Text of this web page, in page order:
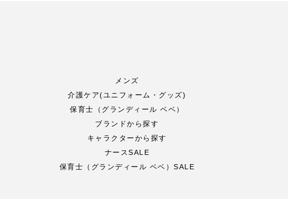
メンズ
介護ケア(ユニフォーム・グッズ)
保育士（グランディール ベベ）
ブランドから探す
キャラクターから探す
ナースSALE
保育士（グランディール ベベ）SALE